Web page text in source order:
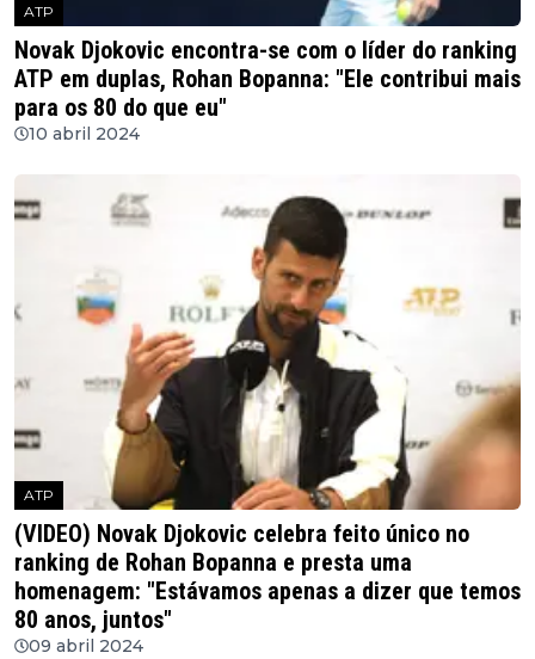
ATP
Novak Djokovic encontra-se com o líder do ranking
ATP em duplas, Rohan Bopanna: "Ele contribui mais
para os 80 do que eu"
10 abril 2024
ATP
(VIDEO) Novak Djokovic celebra feito único no
ranking de Rohan Bopanna e presta uma
homenagem: "Estávamos apenas a dizer que temos
80 anos, juntos"
09 abril 2024